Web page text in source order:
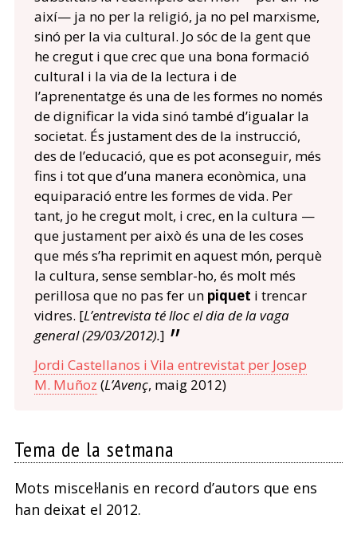
així— ja no per la religió, ja no pel marxisme,
sinó per la via cultural. Jo sóc de la gent que
he cregut i que crec que una bona formació
cultural i la via de la lectura i de
l’aprenentatge és una de les formes no només
de dignificar la vida sinó també d’igualar la
societat. És justament des de la instrucció,
des de l’educació, que es pot aconseguir, més
fins i tot que d’una manera econòmica, una
equiparació entre les formes de vida. Per
tant, jo he cregut molt, i crec, en la cultura —
que justament per això és una de les coses
que més s’ha reprimit en aquest món, perquè
la cultura, sense semblar-ho, és molt més
perillosa que no pas fer un piquet i trencar
vidres. [L’entrevista té lloc el dia de la vaga
general (29/03/2012).]
Jordi Castellanos i Vila entrevistat per Josep
M. Muñoz (L’Avenç, maig 2012)
Tema de la setmana
Mots miscel·lanis en record d’autors que ens
han deixat el 2012.